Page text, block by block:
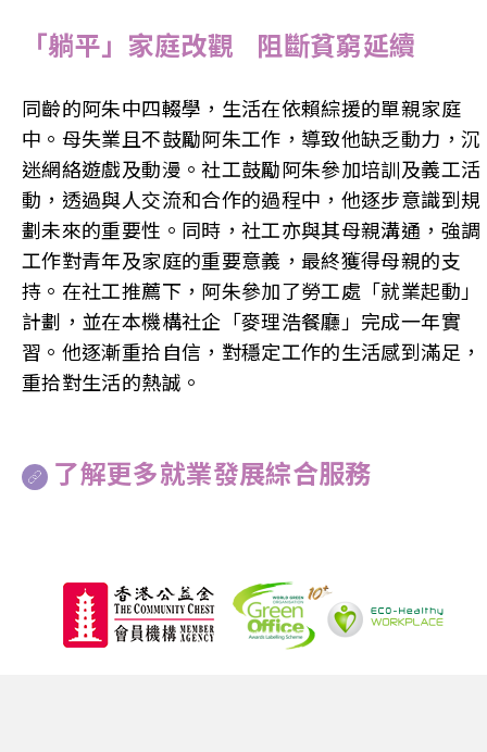
「躺平」家庭改觀 阻斷貧窮延續
同齡的阿朱中四輟學，生活在依賴綜援的單親家庭
中。母失業且不鼓勵阿朱工作，導致他缺乏動力，沉
迷網絡遊戲及動漫。社工鼓勵阿朱參加培訓及義工活
動，透過與人交流和合作的過程中，他逐步意識到規
劃未來的重要性。同時，社工亦與其母親溝通，強調
工作對青年及家庭的重要意義，最終獲得母親的支
持。在社工推薦下，阿朱參加了勞工處「就業起動」
計劃，並在本機構社企「麥理浩餐廳」完成一年實
習。他逐漸重拾自信，對穩定工作的生活感到滿足，
重拾對生活的熱誠。
了解更多就業發展綜合服務